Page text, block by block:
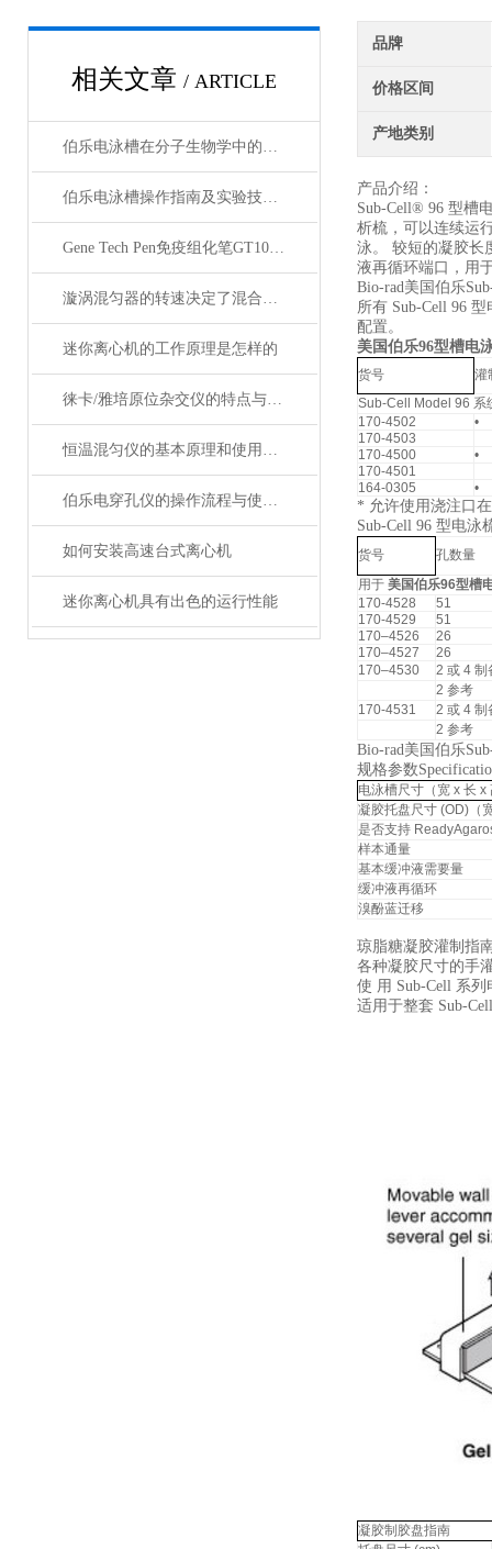
相关文章 / ARTICLE
伯乐电泳槽在分子生物学中的关键作用
伯乐电泳槽操作指南及实验技巧分享
Gene Tech Pen免疫组化笔GT1001小号
漩涡混匀器的转速决定了混合效果
迷你离心机的工作原理是怎样的
徕卡/雅培原位杂交仪的特点与几大配置介绍
恒温混匀仪的基本原理和使用方法介绍
伯乐电穿孔仪的操作流程与使用注意事项
如何安装高速台式离心机
迷你离心机具有出色的运行性能
品牌
价格区间
产地类别
产品介绍：
Sub-Cell® 96 型槽
析梳，可以连续运
泳。 较短的凝胶长
液再循环端口，用
Bio-rad美国伯乐
所有 Sub-Cell 96
配置。
美国伯乐96型槽电
货号
灌
Sub-Cell Model 96 系
170-4502
•
170-4503
170-4500
•
170-4501
164-0305
•
* 允许使用浇注口
Sub-Cell 96 型电泳
货号
孔数量
用于 美国伯乐96型槽
170-4528
51
170-4529
51
170–4526
26
170–4527
26
170–4530
2 或 4 制
2 参考
170-4531
2 或 4 制
2 参考
Bio-rad美国伯乐
规格参数
电泳槽尺寸（宽 x 长 x
凝胶托盘尺寸 (OD)（
是否支持
样本通量
基本缓冲液需要量
缓冲液再循环
溴酚蓝迁移
琼脂糖凝胶灌制指
各种凝胶尺寸的手
使 用 Sub-Cell 系
适用于整套 Sub-
凝胶制胶盘指南